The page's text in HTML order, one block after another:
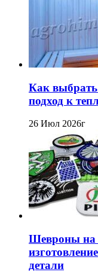
Как
подход к
26 Июл 2026г
Шевроны на
детали